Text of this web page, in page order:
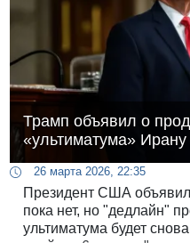
Трамп объявил о
«ультиматума»
26 марта 2026, 22:35
Президент США
пока нет, но "дедлайн"
ультиматума будет